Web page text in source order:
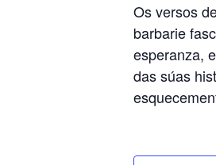
Os versos
barbarie
esperanza,
das súas